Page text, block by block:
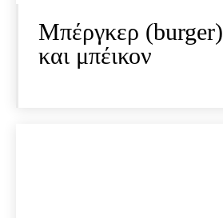
Μπέργκερ
και μπέικον